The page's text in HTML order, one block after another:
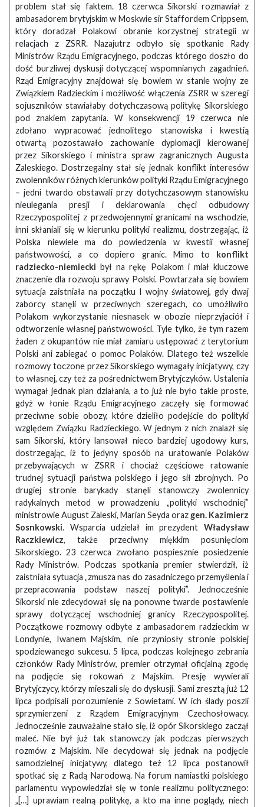
problem stał się faktem. 18 czerwca Sikorski rozmawiał z
ambasadorem brytyjskim w Moskwie sir Staffordem Crippsem,
który doradzał Polakowi obranie korzystnej strategii w
relacjach z ZSRR. Nazajutrz odbyło się spotkanie Rady
Ministrów Rządu Emigracyjnego, podczas którego doszło do
dość burzliwej dyskusji dotyczącej wspomnianych zagadnień.
Rząd Emigracyjny znajdował się bowiem w stanie wojny ze
Związkiem Radzieckim i możliwość włączenia ZSRR w szeregi
sojuszników stawiałaby dotychczasową politykę Sikorskiego
pod znakiem zapytania. W konsekwencji 19 czerwca nie
zdołano wypracować jednolitego stanowiska i kwestią
otwartą pozostawało zachowanie dyplomacji kierowanej
przez Sikorskiego i ministra spraw zagranicznych Augusta
Zaleskiego. Dostrzegalny stał się jednak konflikt interesów
zwolenników różnych kierunków polityki Rządu Emigracyjnego
– jedni twardo obstawali przy dotychczasowym stanowisku
nieulegania presji i deklarowania chęci odbudowy
Rzeczypospolitej z przedwojennymi granicami na wschodzie,
inni skłaniali się w kierunku polityki realizmu, dostrzegając, iż
Polska niewiele ma do powiedzenia w kwestii własnej
państwowości, a co dopiero granic. Mimo to
konflikt
radziecko-niemiecki był na rękę Polakom i miał kluczowe
znaczenie dla rozwoju sprawy Polski. Powtarzała się bowiem
sytuacja zaistniała na początku I wojny światowej, gdy dwaj
zaborcy stanęli w przeciwnych szeregach, co umożliwiło
Polakom wykorzystanie niesnasek w obozie nieprzyjaciół i
odtworzenie własnej państwowości. Tyle tylko, że tym razem
żaden z okupantów nie miał zamiaru ustępować z terytorium
Polski ani zabiegać o pomoc Polaków. Dlatego też wszelkie
rozmowy toczone przez Sikorskiego wymagały inicjatywy, czy
to własnej, czy też za pośrednictwem Brytyjczyków. Ustalenia
wymagał jednak plan działania, a to już nie było takie proste,
gdyż w łonie Rządu Emigracyjnego zaczęły się formować
przeciwne sobie obozy, które dzieliło podejście do polityki
względem Związku Radzieckiego. W jednym z nich znalazł się
sam Sikorski, który lansował nieco bardziej ugodowy kurs,
dostrzegając, iż to jedyny sposób na uratowanie Polaków
przebywających w ZSRR i chociaż częściowe ratowanie
trudnej sytuacji państwa polskiego i jego sił zbrojnych. Po
drugiej stronie barykady stanęli stanowczy zwolennicy
radykalnych metod w prowadzeniu „polityki wschodniej”
ministrowie August Zaleski, Marian Seyda oraz gen. Kazimierz
Sosnkowski. Wsparcia udzielał im prezydent Władysław
Raczkiewicz, także przeciwny miękkim posunięciom
Sikorskiego. 23 czerwca zwołano pospiesznie posiedzenie
Rady Ministrów. Podczas spotkania premier stwierdził, iż
zaistniała sytuacja „zmusza nas do zasadniczego przemyślenia i
przepracowania podstaw naszej polityki”. Jednocześnie
Sikorski nie zdecydował się na ponowne twarde postawienie
sprawy dotyczącej wschodniej granicy Rzeczypospolitej.
Początkowe rozmowy odbyte z ambasadorem radzieckim w
Londynie, Iwanem Majskim, nie przyniosły stronie polskiej
spodziewanego sukcesu. 5 lipca, podczas kolejnego zebrania
członków Rady Ministrów, premier otrzymał oficjalną zgodę
na podjęcie się rokowań z Majskim. Presję wywierali
Brytyjczycy, którzy mieszali się do dyskusji. Sami zresztą już 12
lipca podpisali porozumienie z Sowietami. W ich ślady poszli
sprzymierzeni z Rządem Emigracyjnym Czechosłowacy.
Jednocześnie zauważalne stało się, iż opór Sikorskiego zaczął
maleć. Nie był już tak stanowczy jak podczas pierwszych
rozmów z Majskim. Nie decydował się jednak na podjęcie
samodzielnej inicjatywy, dlatego też 12 lipca postanowił
spotkać się z Radą Narodową. Na forum namiastki polskiego
parlamentu wypowiedział się w tonie realizmu politycznego:
„[…] uprawiam realną politykę, a kto ma inne poglądy, niech